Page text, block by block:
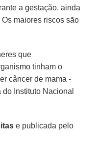
a gestação, ainda
maiores riscos são
que
tinham o
câncer de mama -
do Instituto Nacional
e publicada pelo